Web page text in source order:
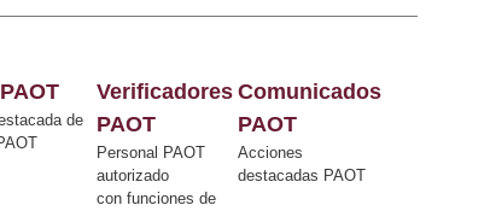
de
Verificadores
PAOT
Personal PAOT
autorizado
con funciones de
Comunicados
PAOT
Acciones
destacadas PAOT